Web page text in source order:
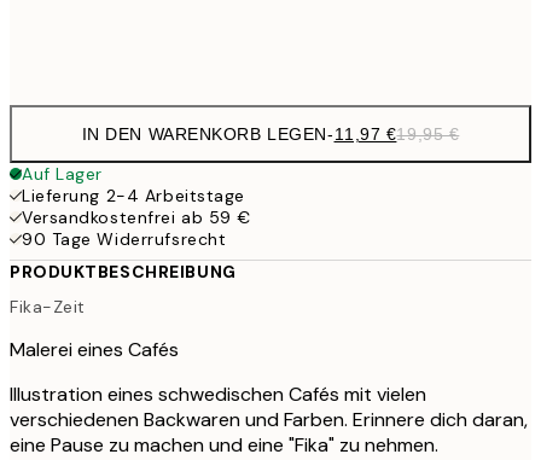
IN DEN WARENKORB LEGEN-11,97 €19,95 €
Auf Lager
Lieferung 2-4 Arbeitstage
Versandkostenfrei ab 59 €
90 Tage Widerrufsrecht
PRODUKTBESCHREIBUNG
Fika-Zeit
Malerei eines Cafés
Illustration eines schwedischen Cafés mit vielen
verschiedenen Backwaren und Farben. Erinnere dich daran,
eine Pause zu machen und eine "Fika" zu nehmen.